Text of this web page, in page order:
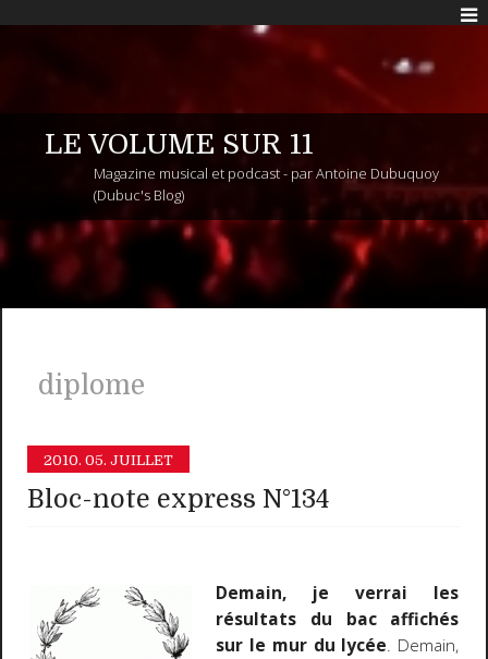
LE VOLUME SUR 11
Magazine musical et podcast - par Antoine Dubuquoy
(Dubuc's Blog)
diplome
2010. 05. JUILLET
Bloc-note express N°134
Demain, je verrai les
résultats du bac affichés
sur le mur du lycée. Demain,